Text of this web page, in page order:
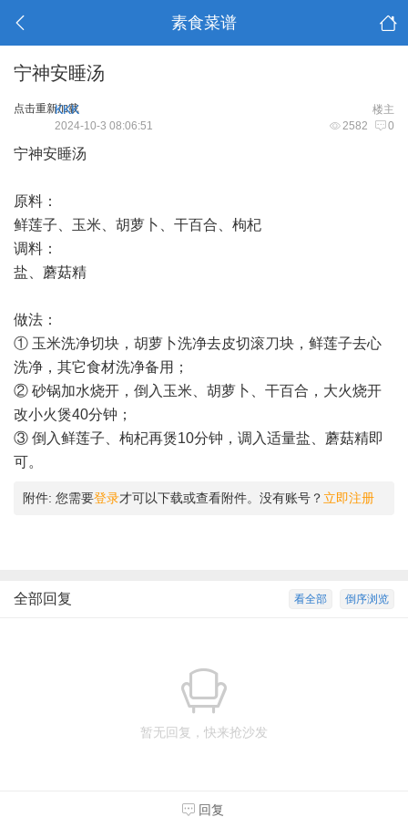
素食菜谱
宁神安睡汤
点击重新加载 楼主
KKK
2582 0
2024-10-3 08:06:51
宁神安睡汤
原料：
鲜莲子、玉米、胡萝卜、干百合、枸杞
调料：
盐、蘑菇精
做法：
① 玉米洗净切块，胡萝卜洗净去皮切滚刀块，鲜莲子去心
洗净，其它食材洗净备用；
② 砂锅加水烧开，倒入玉米、胡萝卜、干百合，大火烧开
改小火煲40分钟；
③ 倒入鲜莲子、枸杞再煲10分钟，调入适量盐、蘑菇精即
可。
附件: 您需要登录才可以下载或查看附件。没有账号？ 立即注册
倒序浏览
看全部
全部回复
暂无回复，快来抢沙发
回复